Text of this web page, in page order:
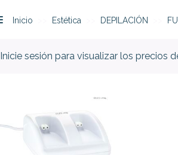
Inicio Estética DEPILACIÓN
Inicie sesión para visualizar los precios